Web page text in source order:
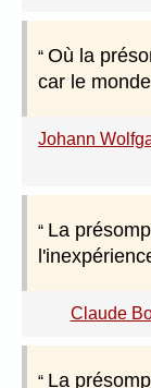
Où la
car le
Johann
La
Claude
La